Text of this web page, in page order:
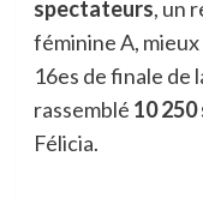
spectateurs, un
féminine A,
16es de finale de
rassemblé 10
Félicia.